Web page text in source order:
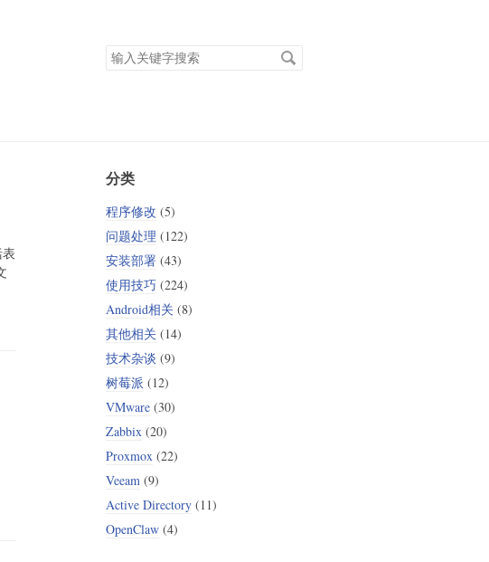
搜
索
分类
程序修改 (5)
问题处理 (122)
安装部署(43)
使用技巧(224)
Android相关(8)
其他相关(14)
技术杂谈 (9)
树莓派 (12)
VMware(30)
Zabbix (20)
Proxmox (22)
Veeam (9)
Active Directory(11)
OpenClaw(4)